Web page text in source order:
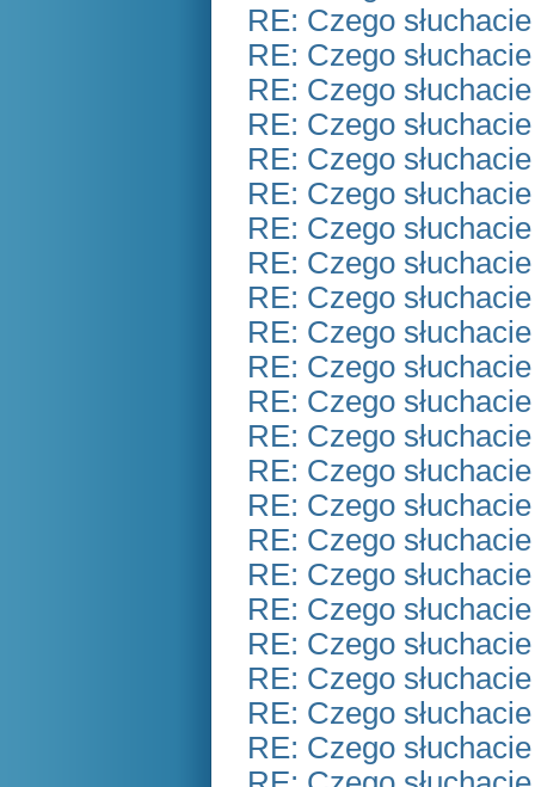
RE: Czego
RE: Czego
RE: Czego
RE: Czego
RE: Czego
RE: Czego
RE: Czego
RE: Czego
RE: Czego
RE: Czego
RE: Czego
RE: Czego
RE: Czego
RE: Czego
RE: Czego
RE: Czego
RE: Czego
RE: Czego
RE: Czego
RE: Czego
RE: Czego
RE: Czego